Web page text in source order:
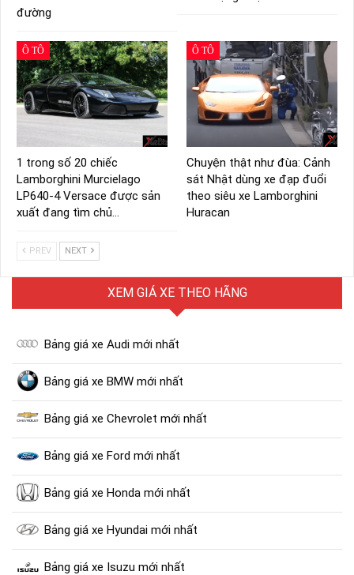
đường
Ô TÔ
1 trong số 20 chiếc
Lamborghini Murcielago
LP640-4 Versace được sản
xuất đang tìm chủ…
Ô TÔ
Chuyện thật như đùa: Cảnh
sát Nhật dùng xe đạp đuổi
theo siêu xe Lamborghini
Huracan
PREV NEXT
XEM GIÁ XE THEO HÃNG
Bảng giá xe Audi mới nhất
Bảng giá xe BMW mới nhất
Bảng giá xe Chevrolet mới nhất
Bảng giá xe Ford mới nhất
Bảng giá xe Honda mới nhất
Bảng giá xe Hyundai mới nhất
Bảng giá xe Isuzu mới nhất